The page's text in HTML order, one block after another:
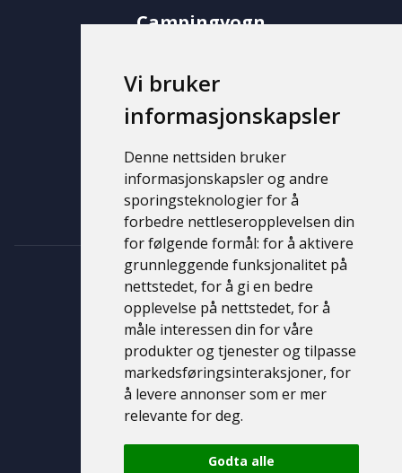
Vi bruker
informasjonskapsler
Denne nettsiden bruker
informasjonskapsler og andre
sporingsteknologier for å
forbedre nettleseropplevelsen din
for følgende formål: for å aktivere
grunnleggende funksjonalitet på
nettstedet, for å gi en bedre
opplevelse på nettstedet, for å
måle interessen din for våre
produkter og tjenester og tilpasse
markedsføringsinteraksjoner, for
å levere annonser som er mer
relevante for deg.
Godta alle
© 2026 Bil & Caravan Molde AS
Campingvogn
Brukt
Support
Kontakt
Personvernerklæring